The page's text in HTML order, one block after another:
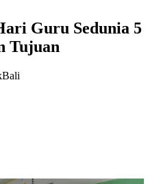
Guru Sedunia 5
Tujuan